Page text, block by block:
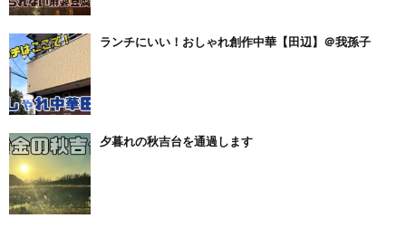
ランチにいい！おしゃれ創作中華【田辺】＠我孫子
夕暮れの秋吉台を通過します